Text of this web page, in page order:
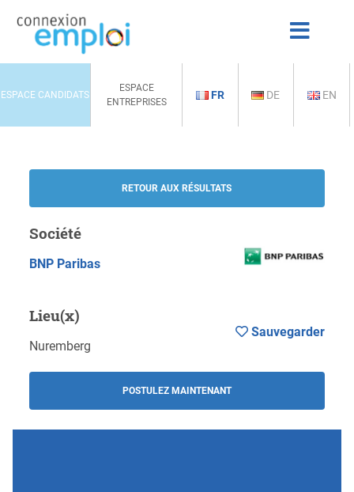
ESPACE CANDIDATS
ESPACE
ENTREPRISES
FR DE EN
RETOUR AUX RÉSULTATS
Société
BNP Paribas
Lieu(x)
Nuremberg
POSTULEZ MAINTENANT
Sauvegarder